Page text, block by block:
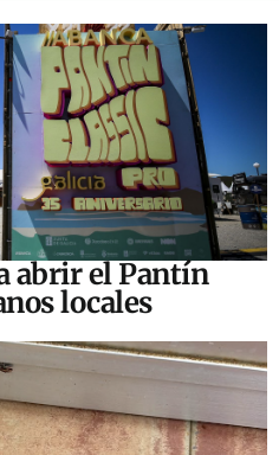
abrir el Pantín
locales